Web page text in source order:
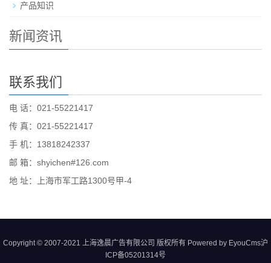
产品知识
新闻资讯
联系我们
电 话：021-55221417
传 真：021-55221417
手 机：13818242337
邮 箱：shyichen#126.com
地 址：上海市军工路1300号甲-4
Copyright © 2007-2021 上海逸晨广告有限公司 版权所有 Powered by EyouCms沪
ICP备05201314号